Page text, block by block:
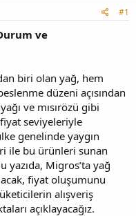
#1
ve
biri olan yağ, hem
düzeni açısından
ve mısırözü gibi
seviyeleriyle
genelinde yaygın
ile bu ürünleri sunan
Migros’ta yağ
fiyat oluşumunu
alışveriş
açıklayacağız.